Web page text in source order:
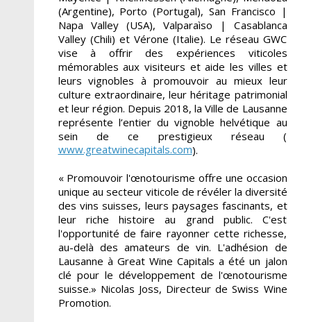
(Argentine), Porto (Portugal), San Francisco |
Napa Valley (USA), Valparaìso | Casablanca
Valley (Chili) et Vérone (Italie). Le réseau GWC
vise à offrir des expériences viticoles
mémorables aux visiteurs et aide les villes et
leurs vignobles à promouvoir au mieux leur
culture extraordinaire, leur héritage patrimonial
et leur région. Depuis 2018, la Ville de Lausanne
représente l’entier du vignoble helvétique au
sein de ce prestigieux réseau (
www.greatwinecapitals.com).
« Promouvoir l'œnotourisme offre une occasion
unique au secteur viticole de révéler la diversité
des vins suisses, leurs paysages fascinants, et
leur riche histoire au grand public. C'est
l'opportunité de faire rayonner cette richesse,
au-delà des amateurs de vin. L'adhésion de
Lausanne à Great Wine Capitals a été un jalon
clé pour le développement de l'œnotourisme
suisse.» Nicolas Joss, Directeur de Swiss Wine
Promotion.